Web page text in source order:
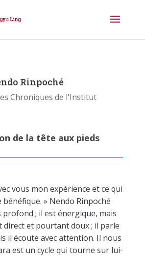
Rinpoché
Chroniques de l'Institut
de la tête aux pieds
vous mon expérience et ce qui
» Nendo Rinpoché
profond ; il est énergique, mais
direct et pourtant doux ; il parle
il écoute avec attention. Il nous
est un cycle qui tourne sur lui-